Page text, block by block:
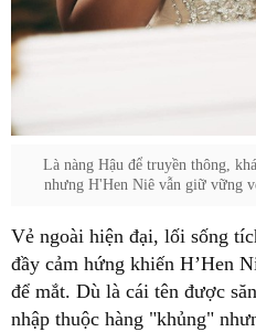
Là nàng Hậu để truyền thông,
nhưng H'Hen Niê vẫn giữ vững
Vẻ ngoài hiện đại, lối sống
đầy cảm hứng khiến H’Hen
để mắt. Dù là cái tên được
nhập thuộc hàng "khủng"